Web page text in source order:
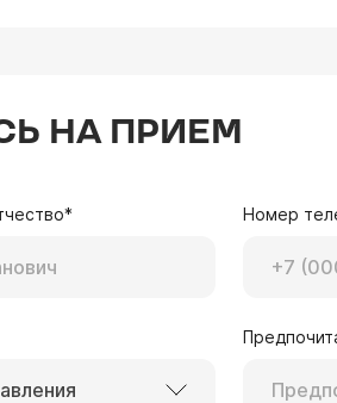
НА ПРИЕМ
Номер